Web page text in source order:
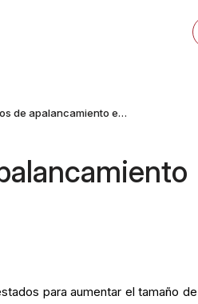
Comprender los tipos de apalancamiento en trading
para aumentar el tamaño de